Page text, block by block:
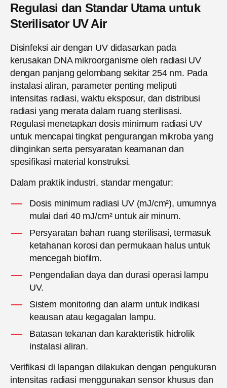
Regulasi dan Standar Utama untuk
Sterilisator UV Air
Disinfeksi air dengan UV didasarkan pada
kerusakan DNA mikroorganisme oleh radiasi UV
dengan panjang gelombang sekitar 254 nm. Pada
instalasi aliran, parameter penting meliputi
intensitas radiasi, waktu eksposur, dan distribusi
radiasi yang merata dalam ruang sterilisasi.
Regulasi menetapkan dosis minimum radiasi UV
untuk mencapai tingkat pengurangan mikroba yang
diinginkan serta persyaratan keamanan dan
spesifikasi material konstruksi.
Dalam praktik industri, standar mengatur:
Dosis minimum radiasi UV (mJ/cm²), umumnya
mulai dari 40 mJ/cm² untuk air minum.
Persyaratan bahan ruang sterilisasi, termasuk
ketahanan korosi dan permukaan halus untuk
mencegah biofilm.
Pengendalian daya dan durasi operasi lampu
UV.
Sistem monitoring dan alarm untuk indikasi
keausan atau kegagalan lampu.
Batasan tekanan dan karakteristik hidrolik
instalasi aliran.
Verifikasi di lapangan dilakukan dengan pengukuran
intensitas radiasi menggunakan sensor khusus dan